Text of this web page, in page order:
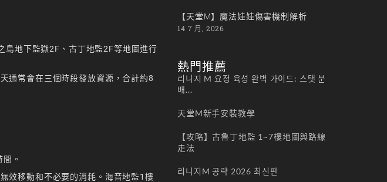
地下監獄2F、古丁地監2F等地圖進行
通常會在三個時段發放資源，合計約8
。
效移動和不必要的消耗。海音地監1樓
【天堂M】魔法娃娃傷害機制解析
14 7 月, 2026
熱門推薦
리니지 M 요정 육성 완벽 가이드: 스탯 분
배...
天堂M新手安裝教學
【攻略】古魯丁地監 1~7樓地圖與路線
走法
리니지M 공략 2026 최신판